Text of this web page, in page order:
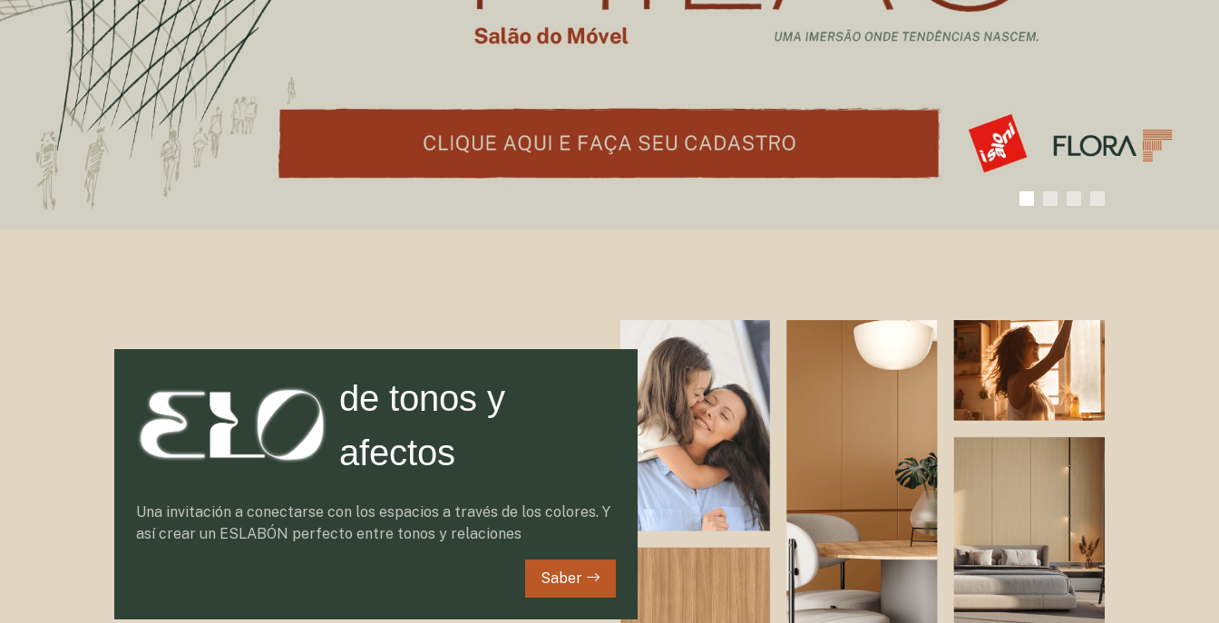
de tonos y
afectos
Una invitación a conectarse con los espacios a través de los colores. Y
así crear un ESLABÓN perfecto entre tonos y relaciones
Saber